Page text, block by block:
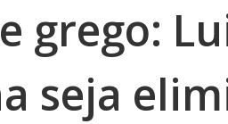
grego:
seja